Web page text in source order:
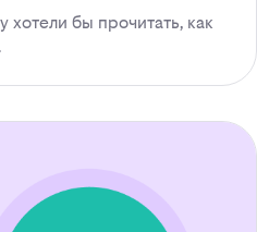
бы прочитать, как